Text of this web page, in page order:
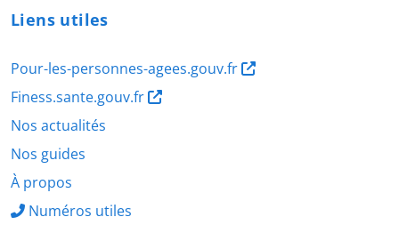
Liens utiles
Pour-les-personnes-agees.gouv.fr
Finess.sante.gouv.fr
Nos actualités
Nos guides
À propos
Numéros utiles